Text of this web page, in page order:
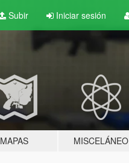
Subir Iniciar sesión
MAPAS MISCELÁNEO